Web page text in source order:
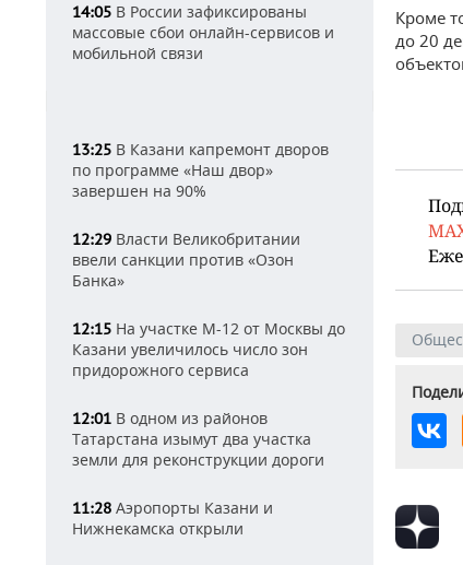
14:05 В России зафиксированы
массовые сбои онлайн-сервисов и
мобильной связи
13:25 В Казани капремонт дворов
по программе «Наш двор»
завершен на 90%
12:29 Власти Великобритании
ввели санкции против «Озон
Банка»
12:15 На участке М-12 от Москвы до
Казани увеличилось число зон
придорожного сервиса
12:01 В одном из районов
Татарстана изымут два участка
земли для реконструкции дороги
11:28 Аэропорты Казани и
Нижнекамска открыли
Кроме
до 20